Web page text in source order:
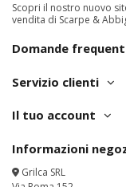
Scopri il nostro nuovo
vendita di Scarpe &
Domande
Servizio clienti
Il tuo account
Informazioni
Grilca SRL